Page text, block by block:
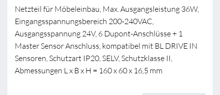
Netzteil für Möbeleinbau, Max. Ausgangsleistung 36W,
Eingangsspannungsbereich 200-240VAC,
Ausgangsspannung 24V, 6 Dupont-Anschlüsse + 1
Master Sensor Anschluss, kompatibel mit BL DRIVE IN
Sensoren, Schutzart IP20, SELV, Schutzklasse II,
Abmessungen L x B x H = 160 x 60 x 16,5 mm